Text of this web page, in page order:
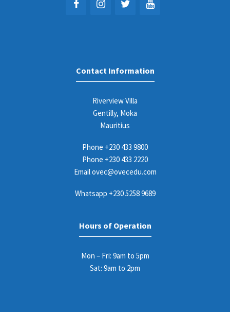
Contact Information
Riverview Villa
Gentilly, Moka
Mauritius
Phone +230 433 9800
Phone +230 433 2220
Emailovec@ovecedu.com
Whatsapp +230 5258 9689
Hours of Operation
Mon – Fri: 9am to 5pm
Sat: 9am to 2pm